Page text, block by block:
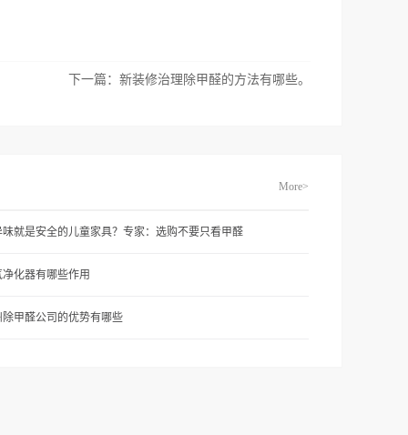
下一篇： 新装修治理除甲醛的方法有哪些。
More>
味就是安全的儿童家具？专家：选购不要只看甲醛
化器有哪些作用
除甲醛公司的优势有哪些